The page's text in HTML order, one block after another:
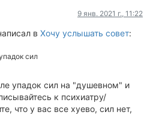
9 янв. 2021 г., 11:22
в Хочу услышать совет:
сил
упадок сил на "душевном" и
к психиатру/
что у вас все хуево, сил нет,